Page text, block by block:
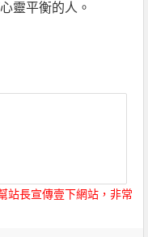
靈平衡的人。
站長宣傳壹下網站，非常